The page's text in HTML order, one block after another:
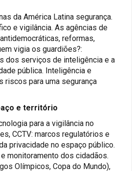
da América Latina segurança.
e vigilância. As agências de
reformas,
vigia os guardiões?:
dos serviços de inteligência e a
pública. Inteligência e
riscos para uma segurança
e território
para a vigilância no
CCTV: marcos regulatórios e
privacidade no espaço público.
monitoramento dos cidadãos.
Olímpicos, Copa do Mundo),